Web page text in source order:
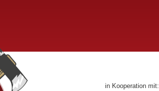
in Kooperation mit: